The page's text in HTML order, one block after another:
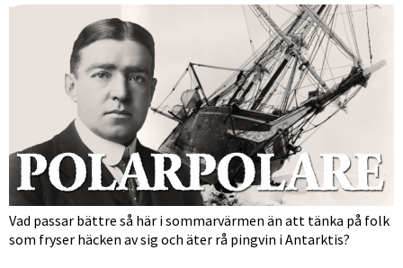
Vad passar bättre så här i sommarvärmen än att tänka på folk
som fryser häcken av sig och äter rå pingvin i Antarktis?